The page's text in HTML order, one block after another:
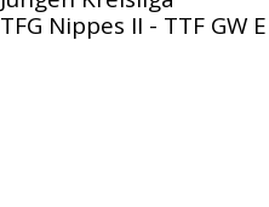
TFG Nippes II - TTF GW